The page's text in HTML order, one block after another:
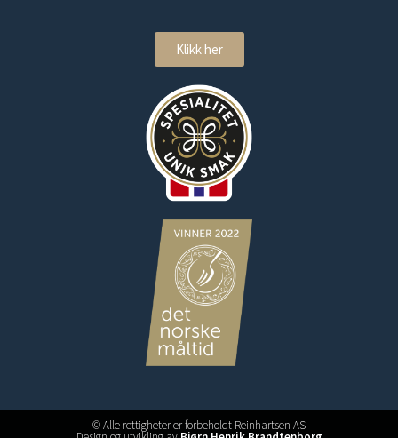
Klikk her
© Alle rettigheter er forbeholdt Reinhartsen AS